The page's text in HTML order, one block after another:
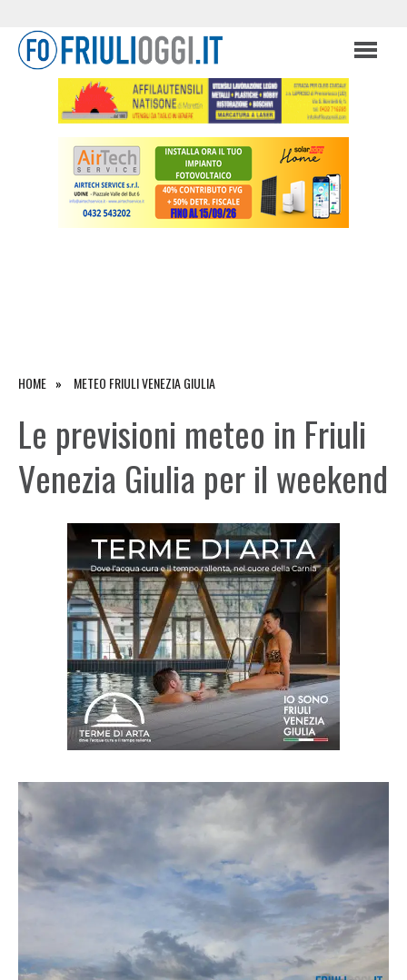
HOME METEO FRIULI VENEZIA GIULIA
Le previsioni meteo in Friuli
Venezia Giulia per il weekend